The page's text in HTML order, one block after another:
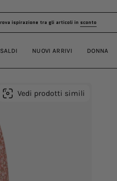
Trova ispirazione tra gli articoli in
SALDI NUOVI ARRIVI DONNA
Vedi prodotti simili